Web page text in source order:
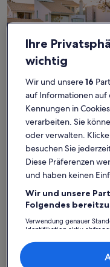
Ferienhaus
perfekte
Weitere Infos zu
Ihre
wichtig
Wir und unsere16
auf Informationen auf
Kennungen in
verarbeiten. Sie
oder verwalten.
besuchen Sie
Diese Präferenzen
und haben keinen
Wir und unsere
Folgendes
Verwendung genauer
Identifikation aktiv
Inhalte, Messung von
Zielgruppenforschung